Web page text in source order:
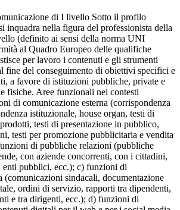
di I livello Sotto il profilo
inquadra nella figura del professionista della
(definito ai sensi della norma UNI
al Quadro Europeo delle qualifiche
per lavoro i contenuti e gli strumenti
fine del conseguimento di obiettivi specifici e
a favore di istituzioni pubbliche, private e
fisiche. Aree funzionali nei contesti
di comunicazione esterna (corrispondenza
istituzionale, house organ, testi di
testi di presentazione in pubblico,
testi per promozione pubblicitaria e vendita
di pubbliche relazioni (pubbliche
con aziende concorrenti, con i cittadini,
enti pubblici, ecc.); c) funzioni di
(comunicazioni sindacali, documentazione
ordini di servizio, rapporti tra dipendenti,
e tra dirigenti, ecc.); d) funzioni di